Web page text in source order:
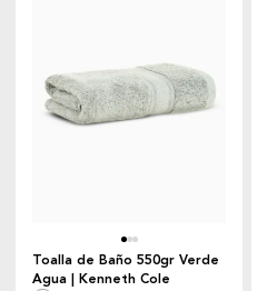
Toalla de Baño 550gr Verde
Agua | Kenneth Cole